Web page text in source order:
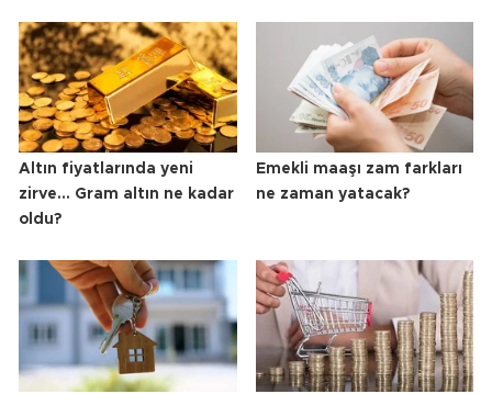
Altın fiyatlarında yeni
zirve... Gram altın ne kadar
oldu?
Emekli maaşı zam farkları
ne zaman yatacak?